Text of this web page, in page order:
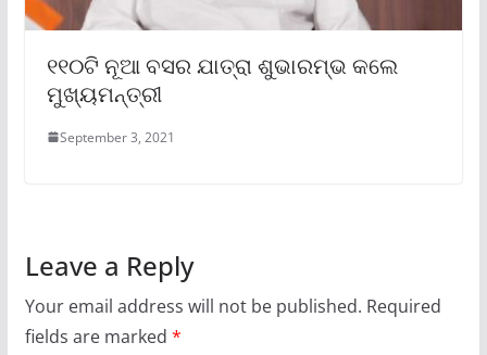
୧୧୦ଟି ନୂଆ ବସର ଯାତ୍ରା ଶୁଭାରମ୍ଭ କଲେ
ମୁଖ୍ୟମନ୍ତ୍ରୀ
September 3, 2021
Leave a Reply
Your email address will not be published. Required
fields are marked *